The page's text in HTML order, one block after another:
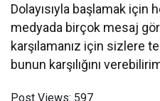
Dolayısıyla başlamak için
medyada birçok mesaj
karşılamanız için sizlere
bunun karşılığını
Post Views: 597